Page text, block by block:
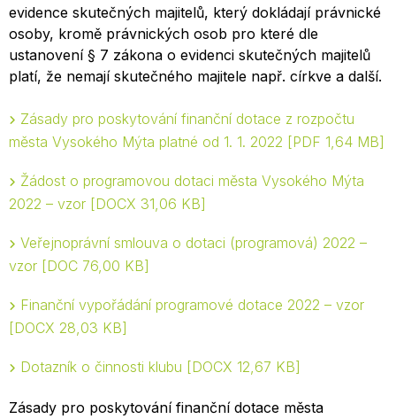
evidence skutečných majitelů, který dokládají právnické
osoby, kromě právnických osob pro které dle
ustanovení § 7 zákona o evidenci skutečných majitelů
platí, že nemají skutečného majitele např. církve a další.
Zásady pro poskytování finanční dotace z rozpočtu
města Vysokého Mýta platné od 1. 1. 2022
PDF 1,64 MB
Žádost o programovou dotaci města Vysokého Mýta
2022 – vzor DOCX 31,06 KB
Veřejnoprávní smlouva o dotaci (programová) 2022 –
vzor DOC 76,00 KB
Finanční vypořádání programové dotace 2022 – vzor
DOCX 28,03 KB
Dotazník o činnosti klubu DOCX 12,67 KB
Zásady pro poskytování finanční dotace města